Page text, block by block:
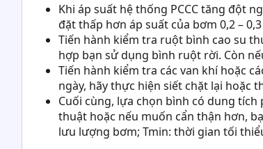
Khi áp suất hệ thống PCCC tăng đột
đặt thấp hơn áp suất của bơm 0,2 –
Tiến hành kiểm tra ruột bình cao su
hợp bạn sử dụng bình ruột rời. Còn
Tiến hành kiểm tra các van khí hoặc
ngày, hãy thực hiện siết chặt lại hoặc
Cuối cùng, lựa chọn bình có dung
thuật hoặc nếu muốn cẩn thận hơn,
lưu lượng bơm; Tmin: thời gian tối